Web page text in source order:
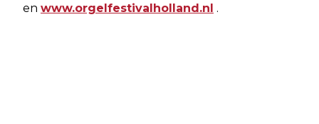
en www.orgelfestivalholland.nl .